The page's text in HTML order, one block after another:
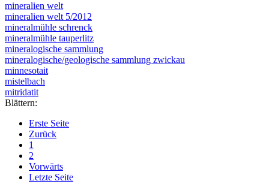
mineralien welt
mineralien welt 5/2012
mineralmühle schrenck
mineralmühle tauperlitz
mineralogische sammlung
mineralogische/geologische sammlung zwickau
minnesotait
mistelbach
mitridatit
Blättern:
Erste Seite
Zurück
1
2
Vorwärts
Letzte Seite